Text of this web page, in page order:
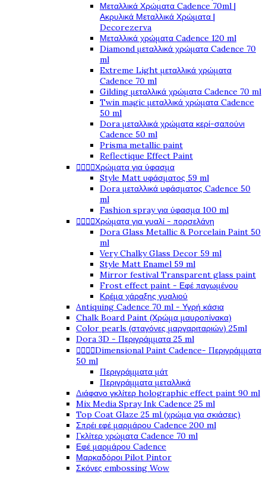
Μεταλλικά Χρώματα Cadence 70ml |
Ακρυλικά Μεταλλικά Χρώματα |
Decorezerva
Μεταλλικά χρώματα Cadence 120 ml
Diamond μεταλλικά χρώματα Cadence 70
ml
Extreme Light μεταλλικά χρώματα
Cadence 70 ml
Gilding μεταλλικά χρώματα Cadence 70 ml
Twin magic μεταλλικά χρώματα Cadence
50 ml
Dora μεταλλικά χρώματα κερί-σαπούνι
Cadence 50 ml
Prisma metallic paint
Reflectique Effect Paint
Χρώματα για ύφασμα
Style Matt υφάσματος 59 ml
Dora μεταλλικά υφάσματος Cadence 50
ml
Fashion spray για ύφασμα 100 ml
Χρώματα για γυαλί - πορσελάνη
Dora Glass Metallic & Porcelain Paint 50
ml
Very Chalky Glass Decor 59 ml
Style Matt Enamel 59 ml
Mirror festival Transparent glass paint
Frost effect paint - Εφέ παγωμένου
Κρέμα χάραξης γυαλιού
Antiquing Cadence 70 ml - Υγρή κάσια
Chalk Board Paint (Χρώμα μαυροπίνακα)
Color pearls (σταγόνες μαργαριταριών) 25ml
Dora 3D - Περιγράμματα 25 ml
Dimensional Paint Cadence- Περιγράμματα
50 ml
Περιγράμματα μάτ
Περιγράμματα μεταλλικά
Διάφανο γκλίτερ holographic effect paint 90 ml
Mix Media Spray Ink Cadence 25 ml
Top Coat Glaze 25 ml (χρώμα για σκιάσεις)
Σπρέι εφέ μαρμάρου Cadence 200 ml
Γκλίτερ χρώματα Cadence 70 ml
Εφέ μαρμάρου Cadence
Μαρκαδόροι Pilot Pintor
Σκόνες embossing Wow